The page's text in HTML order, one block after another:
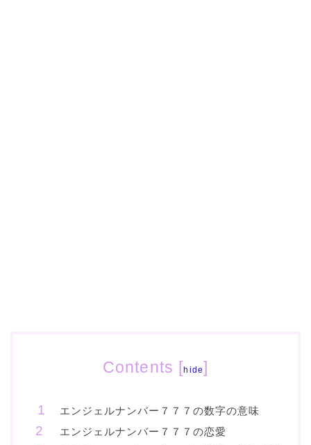
Contents [hide]
エンジェルナンバー７７７の数字の意味
エンジェルナンバー７７７の恋愛